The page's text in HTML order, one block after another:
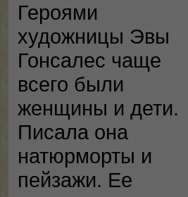
Героями
художницы Эвы
Гонсалес чаще
всего были
женщины и дети.
Писала она
натюрморты и
пейзажи. Ее